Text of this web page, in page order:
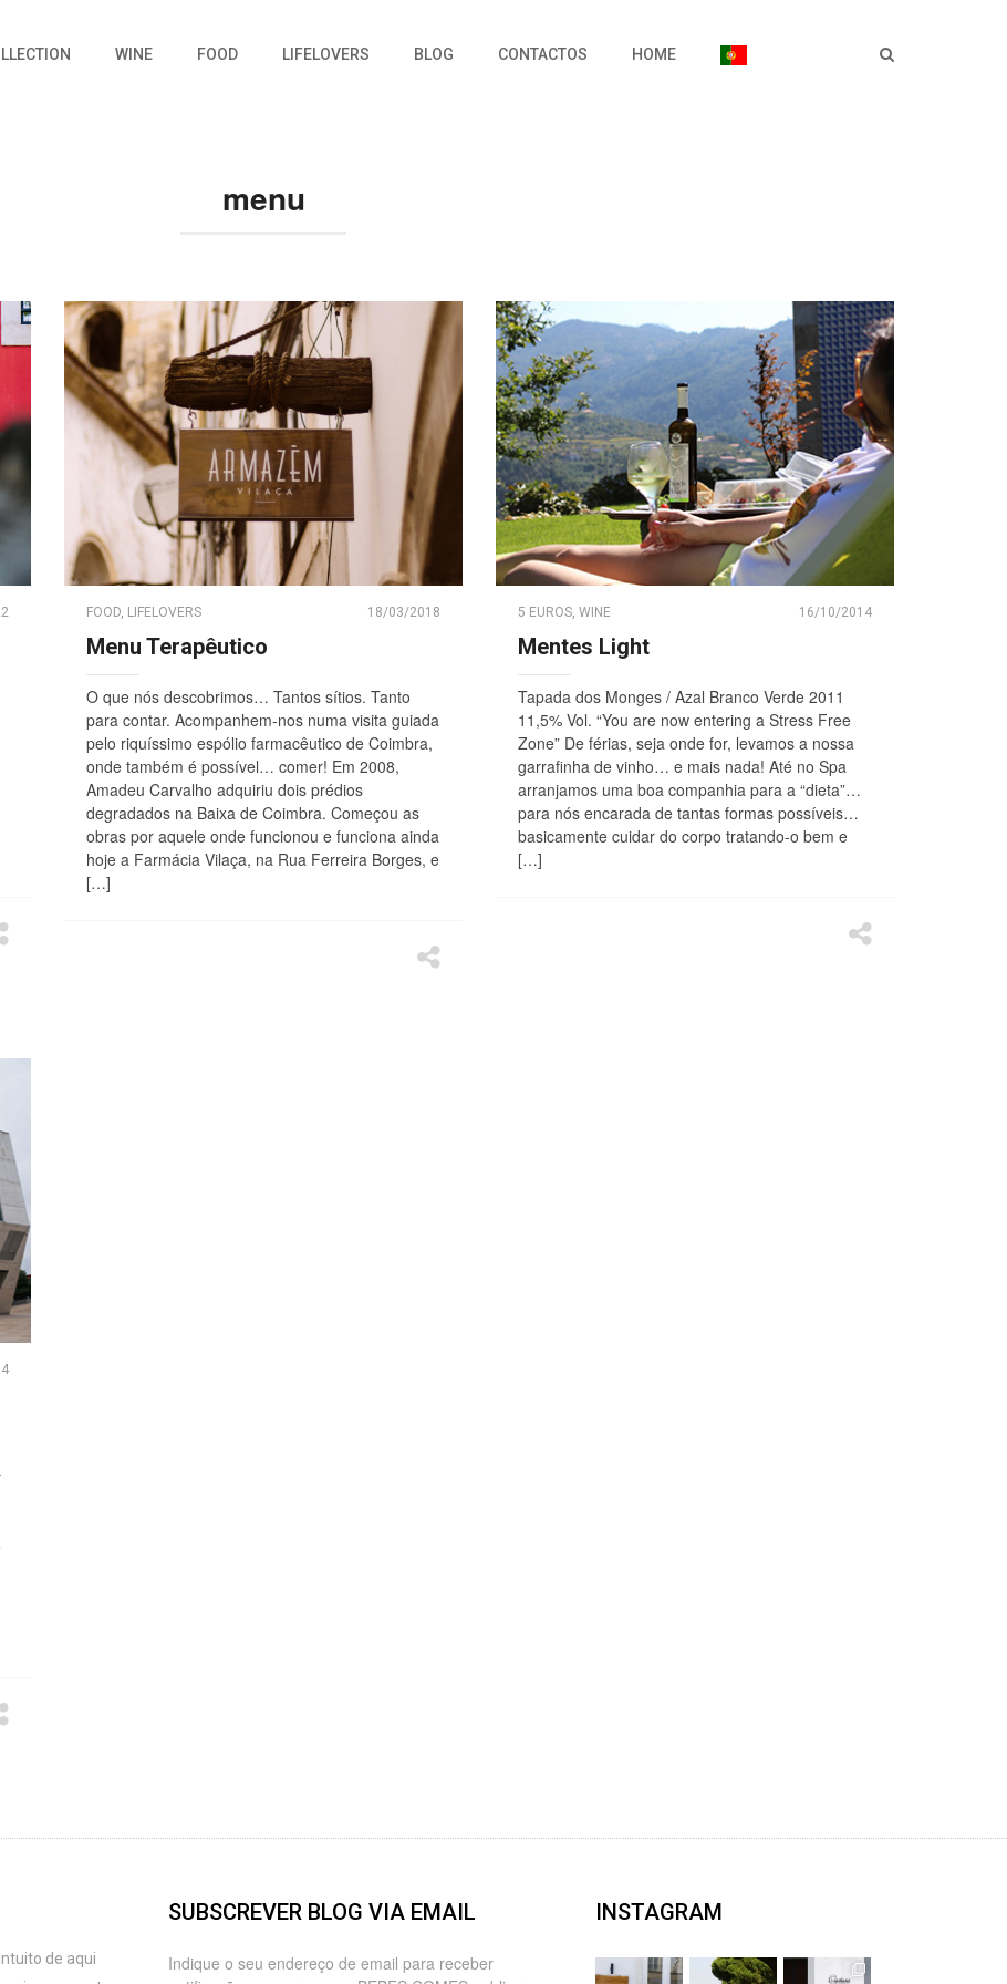
WINE FOOD LIFELOVERS BLOG CONTACTOS HOME
menu
FOOD, LIFELOVERS 18/03/2018
Menu Terapêutico
O que nós descobrimos… Tantos sítios. Tanto
para contar. Acompanhem-nos numa visita guiada
pelo riquíssimo espólio farmacêutico de Coimbra,
onde também é possível… comer! Em 2008,
Amadeu Carvalho adquiriu dois prédios
degradados na Baixa de Coimbra. Começou as
obras por aquele onde funcionou e funciona ainda
hoje a Farmácia Vilaça, na Rua Ferreira Borges, e
[…]
5 EUROS, WINE 16/10/2014
Mentes Light
Tapada dos Monges / Azal Branco Verde 2011
11,5% Vol. “You are now entering a Stress Free
Zone” De férias, seja onde for, levamos a nossa
garrafinha de vinho… e mais nada! Até no Spa
arranjamos uma boa companhia para a “dieta”…
para nós encarada de tantas formas possíveis…
basicamente cuidar do corpo tratando-o bem e
[…]
de aqui
SUBSCREVER BLOG VIA EMAIL
Indique o seu endereço de email para receber
INSTAGRAM